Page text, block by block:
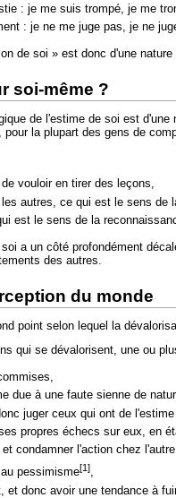
: je me suis trompé, je me
: je ne me juge pas, je ne
de soi » est donc d'une
soi-même ?
de l'estime de soi est
la plupart des gens de
vouloir en tirer des leçons,
autres, ce qui est le sens de
est le sens de la
a un côté profondément
des autres.
du monde
point selon lequel la
qui se dévalorisent, une ou
due à une faute sienne de
juger ceux qui ont de
propres échecs sur eux, en
condamner l'action chez
pessimisme[1],
et donc avoir une tendance à